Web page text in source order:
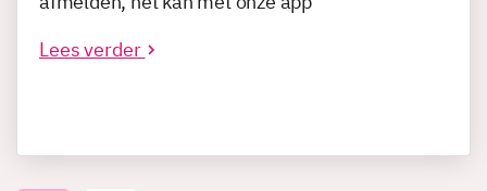
Lees verder